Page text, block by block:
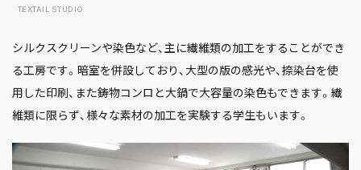
TEXTAIL STUDIO
シルクスクリーンや染色など、主に繊維類の加工をすることができ
る工房です。暗室を併設しており、大型の版の感光や、捺染台を使
用した印刷、また鋳物コンロと大鍋で大容量の染色もできます。繊
維類に限らず、様々な素材の加工を実験する学生もいます。